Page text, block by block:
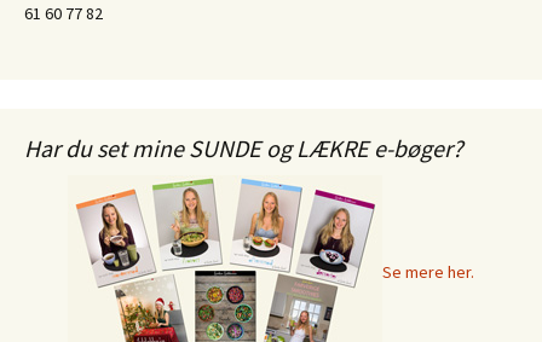
61 60 77 82
Har du set mine SUNDE og LÆKRE e-bøger?
Se mere her.